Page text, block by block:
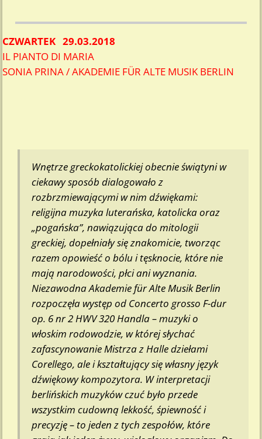
CZWARTEK 29.03.2018
IL PIANTO DI MARIA
SONIA PRINA / AKADEMIE FÜR ALTE MUSIK BERLIN
Wnętrze greckokatolickiej obecnie świątyni w
ciekawy sposób dialogowało z
rozbrzmiewającymi w nim dźwiękami:
religijna muzyka luterańska, katolicka oraz
„pogańska”, nawiązująca do mitologii
greckiej, dopełniały się znakomicie, tworząc
razem opowieść o bólu i tęsknocie, które nie
mają narodowości, płci ani wyznania.
Niezawodna Akademie für Alte Musik Berlin
rozpoczęła występ od Concerto grosso F-dur
op. 6 nr 2 HWV 320 Handla – muzyki o
włoskim rodowodzie, w której słychać
zafascynowanie Mistrza z Halle dziełami
Corellego, ale i kształtujący się własny język
dźwiękowy kompozytora. W interpretacji
berlińskich muzyków czuć było przede
wszystkim cudowną lekkość, śpiewność i
precyzję – to jeden z tych zespołów, które